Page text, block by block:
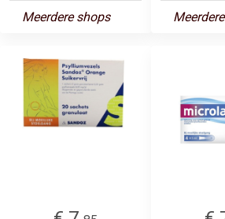
Meerdere shops